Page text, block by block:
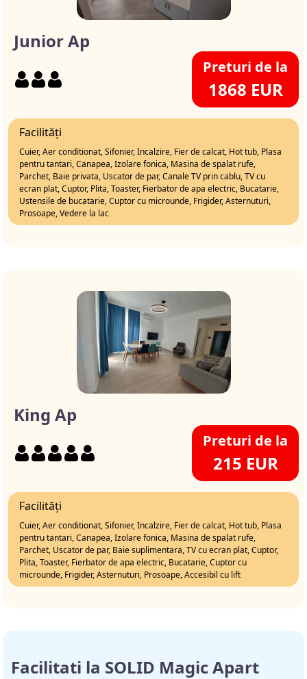
Junior Ap
Preturi de la
1868 EUR
Facilități
Cuier, Aer conditionat, Sifonier, Incalzire, Fier de calcat, Hot tub, Plasa
pentru tantari, Canapea, Izolare fonica, Masina de spalat rufe,
Parchet, Baie privata, Uscator de par, Canale TV prin cablu, TV cu
ecran plat, Cuptor, Plita, Toaster, Fierbator de apa electric, Bucatarie,
Ustensile de bucatarie, Cuptor cu microunde, Frigider, Asternuturi,
Prosoape, Vedere la lac
King Ap
Preturi de la
215 EUR
Facilități
Cuier, Aer conditionat, Sifonier, Incalzire, Fier de calcat, Hot tub, Plasa
pentru tantari, Canapea, Izolare fonica, Masina de spalat rufe,
Parchet, Uscator de par, Baie suplimentara, TV cu ecran plat, Cuptor,
Plita, Toaster, Fierbator de apa electric, Bucatarie, Cuptor cu
microunde, Frigider, Asternuturi, Prosoape, Accesibil cu lift
Facilitati la SOLID Magic Apart